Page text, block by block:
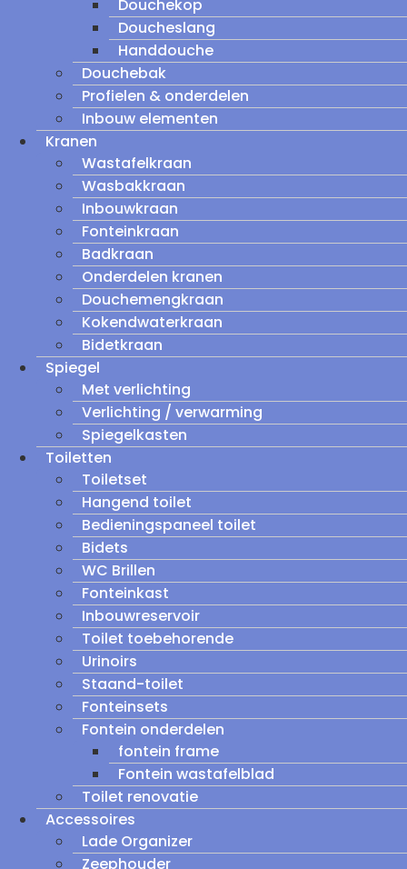
Douchekop
Doucheslang
Handdouche
Douchebak
Profielen & onderdelen
Inbouw elementen
Kranen
Wastafelkraan
Wasbakkraan
Inbouwkraan
Fonteinkraan
Badkraan
Onderdelen kranen
Douchemengkraan
Kokendwaterkraan
Bidetkraan
Spiegel
Met verlichting
Verlichting / verwarming
Spiegelkasten
Toiletten
Toiletset
Hangend toilet
Bedieningspaneel toilet
Bidets
WC Brillen
Fonteinkast
Inbouwreservoir
Toilet toebehorende
Urinoirs
Staand-toilet
Fonteinsets
Fontein onderdelen
fontein frame
Fontein wastafelblad
Toilet renovatie
Accessoires
Lade Organizer
Zeephouder